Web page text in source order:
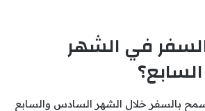
في الشهر
بالسفر خلال الشهر السادس والسابع